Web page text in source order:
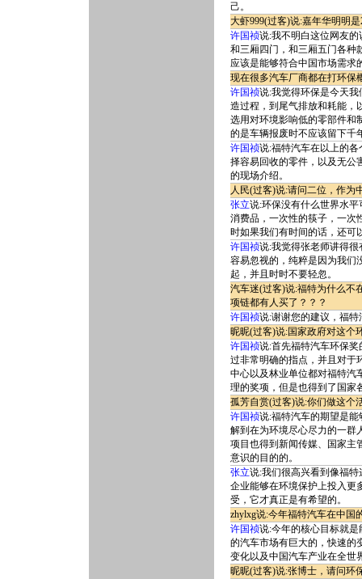
己。
大虾999(过客)说:嘉年华明明
许国祯说:我不明白这位网友
和三厢四门，和三厢五门各种
应该是能够符合中国市场需求
现在很多汽车厂商都在打环保
许国祯说:我觉得环保是今天
造过程，到尾气排放和耗能，
选用对环境影响低的零部件和
的是车辆报废时不应该留下千
许国祯说:福特汽车在以上的
择容易回收的零件，以及无公
的现场介绍。
人民(过客)说:请问二位，作为
张立说:环保没有什么世界水
消费品，一次性的筷子，一次
时如果我们有时间的话，还可
许国祯说:我觉得张老师讲得
容易忽视的，纯粹是因为我们
起，并且时时不要轻忽。
汽车迷(过客)说:福特为什么不
项链都有人买了？？？
许国祯说:谢谢您的建议，福
昵昵(过客)说:国家政府对这个
许国祯说:首先福特汽车环保
过非常明确的指点，并且对于
中心以及林业单位都对福特汽
理的奖项，但是也得到了国家
孤芳自赏(过客)说:你们做这个
许国祯说:福特汽车的期望是
解到在为环境尽心尽力的一群
项目也得到新闻传媒、国家主
意识的目的的。
张立说:我们很高兴看到像福
企业能够在环境保护上投入更
受，它才真正是有希望的。
zhylxg说:今年福特汽车在中国
许国祯说:今年的核心目标就
的汽车市场有巨大的，快速的
变化以及中国汽车产业在全世
昵昵(过客)说:张博士，请问环